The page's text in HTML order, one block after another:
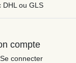
DHL ou GLS
compte
Se connecter